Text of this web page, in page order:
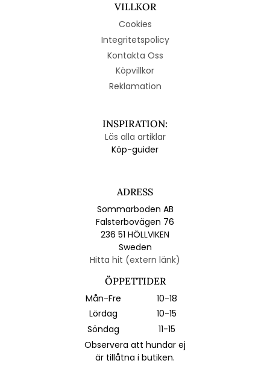
VILLKOR
Cookies
Integritetspolicy
Kontakta Oss
Köpvillkor
Reklamation
INSPIRATION:
Läs alla artiklar
Köp-guider
ADRESS
Sommarboden AB
Falsterbovägen 76
236 51 HÖLLVIKEN
Sweden
Hitta hit (extern länk)
ÖPPETTIDER
Mån-Fre
10-18
Lördag
10-15
Söndag
11-15
Observera att hundar ej
är tillåtna i butiken.